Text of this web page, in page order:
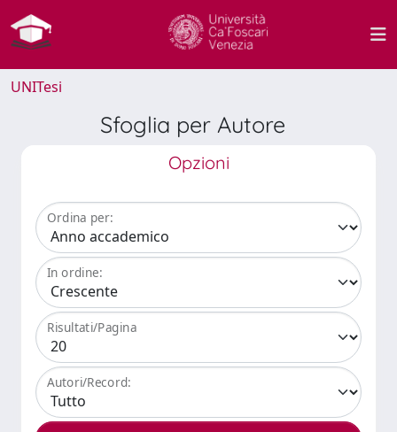
UNITesi
Sfoglia per Autore
Opzioni
Ordina per:
In ordine:
Risultati/Pagina
Autori/Record: